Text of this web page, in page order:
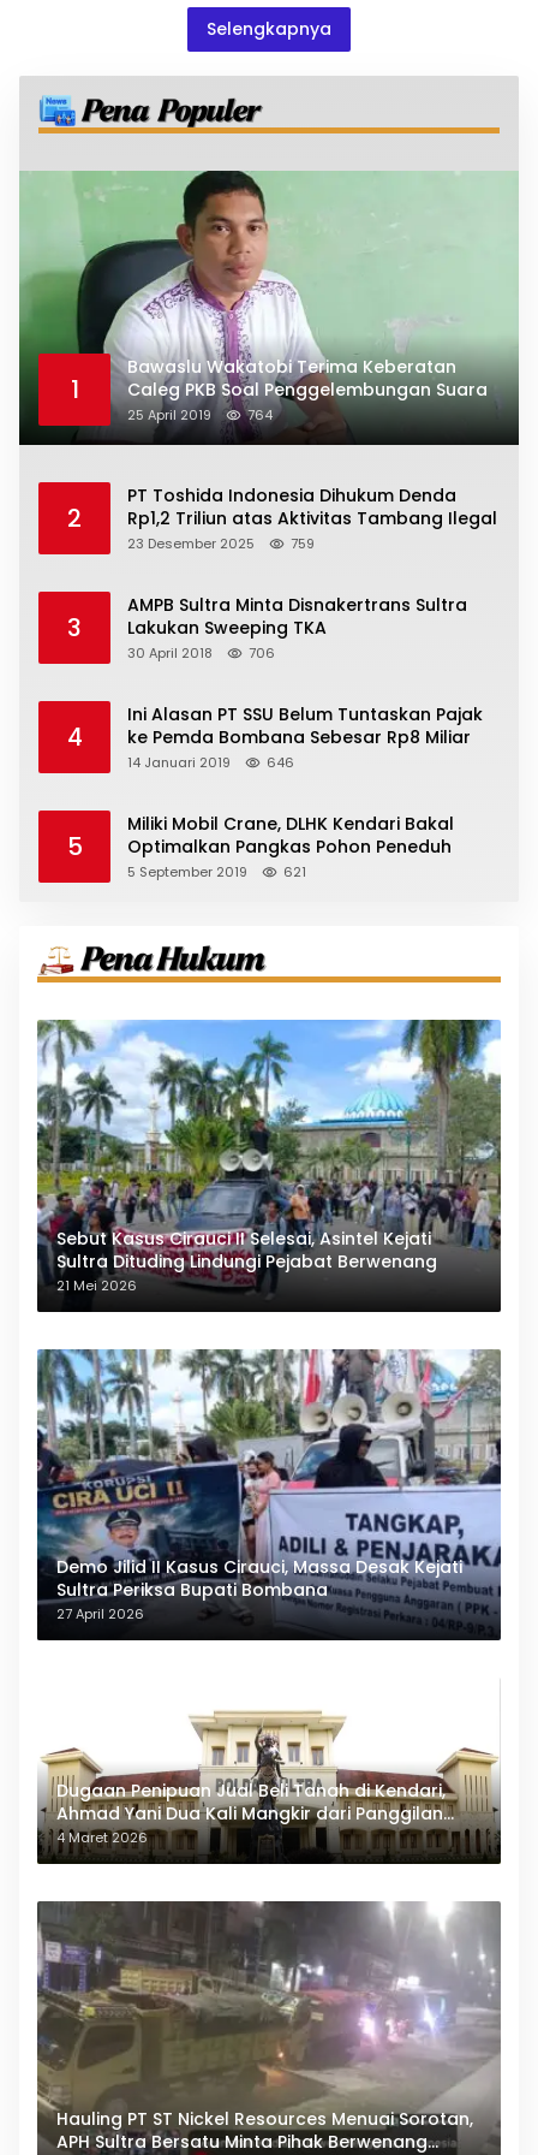
Selengkapnya
1
Bawaslu Wakatobi Terima Keberatan
Caleg PKB Soal Penggelembungan Suara
25 April 2019 764
2
PT Toshida Indonesia Dihukum Denda
Rp1,2 Triliun atas Aktivitas Tambang Ilegal
23 Desember 2025 759
3
AMPB Sultra Minta Disnakertrans Sultra
Lakukan Sweeping TKA
30 April 2018 706
4
Ini Alasan PT SSU Belum Tuntaskan Pajak
ke Pemda Bombana Sebesar Rp8 Miliar
14 Januari 2019 646
5
Miliki Mobil Crane, DLHK Kendari Bakal
Optimalkan Pangkas Pohon Peneduh
5 September 2019 621
Sebut Kasus Cirauci II Selesai, Asintel Kejati
Sultra Dituding Lindungi Pejabat Berwenang
21 Mei 2026
Demo Jilid II Kasus Cirauci, Massa Desak Kejati
Sultra Periksa Bupati Bombana
27 April 2026
Dugaan Penipuan Jual Beli Tanah di Kendari,
Ahmad Yani Dua Kali Mangkir dari Panggilan
Polda Sultra
4 Maret 2026
Hauling PT ST Nickel Resources Menuai Sorotan,
APH Sultra Bersatu Minta Pihak Berwenang